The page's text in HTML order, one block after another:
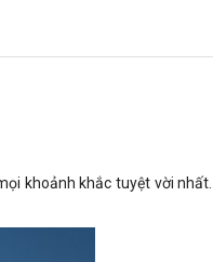
khoảnh khắc tuyệt vời